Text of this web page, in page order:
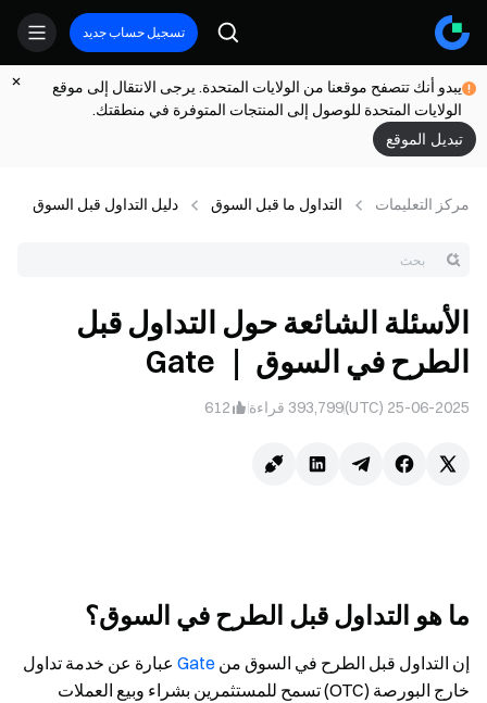
تسجيل حساب جديد
يبدو أنك تتصفح موقعنا من الولايات المتحدة. يرجى الانتقال إلى موقع
الولايات المتحدة للوصول إلى المنتجات المتوفرة في منطقتك.
تبديل الموقع
مركز التعلیمات التداول ما قبل السوق دليل التداول قبل السوق
الأسئلة الشائعة حول التداول قبل
الطرح في السوق ｜ Gate
25-06-2025 (UTC)
393,799 قراءة 612
ما هو التداول قبل الطرح في السوق؟
إن التداول قبل الطرح في السوق من
عبارة عن خدمة تداول
خارج البورصة (OTC) تسمح للمستثمرين بشراء وبيع العملات